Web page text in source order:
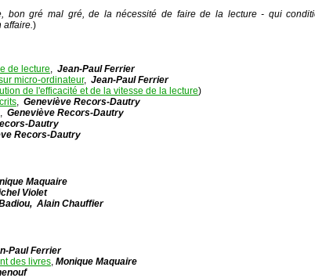
bon gré mal gré, de la nécessité de faire de la lecture - qui
affaire.)
de lecture, Jean-Paul Ferrier
micro-ordinateur, Jean-Paul Ferrier
de l'efficacité et de la vitesse de la lecture)
, Geneviève Recors-Dautry
, Geneviève Recors-Dautry
Dautry
Recors-Dautry
Maquaire
Violet
Alain Chauffier
Paul Ferrier
des livres, Monique Maquaire